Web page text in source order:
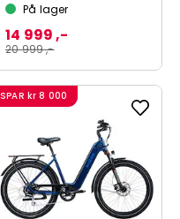
På lager
20 999 ,-
14 999 ,-
SPAR kr 8 000